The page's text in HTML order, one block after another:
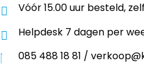
Vóór 15.00 uur besteld,
Helpdesk 7 dagen per
085 488 18 81 /